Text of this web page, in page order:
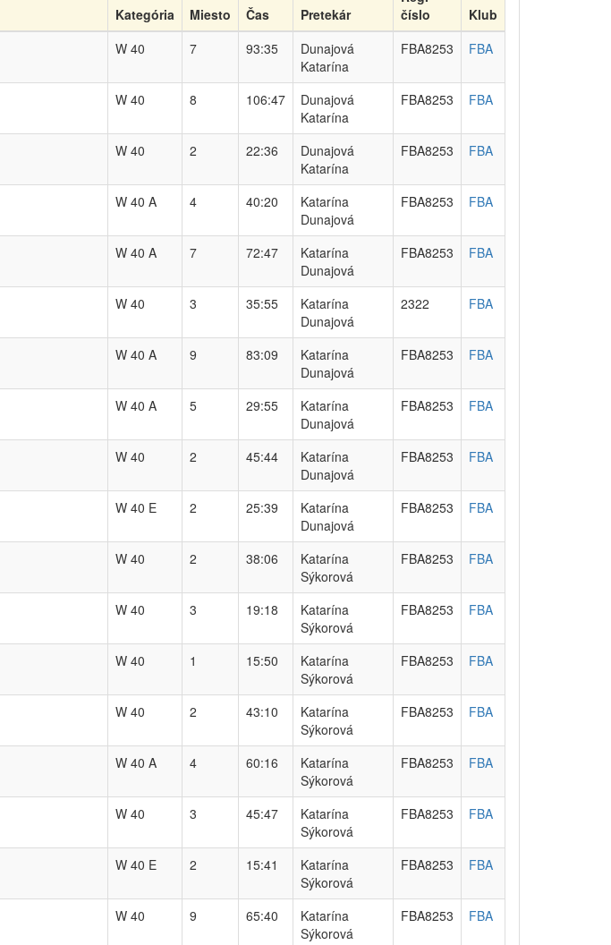
Kategória Miesto Čas Pretekár
číslo
Klub
W 40 7 93:35
Dunajová
Katarína
FBA8253 FBA
W 40 8 106:47
Dunajová
Katarína
FBA8253 FBA
W 40 2 22:36
Dunajová
Katarína
FBA8253 FBA
W 40 A 4 40:20
Katarína
Dunajová
FBA8253 FBA
W 40 A 7 72:47
Katarína
Dunajová
FBA8253 FBA
W 40 3 35:55
Katarína
Dunajová
2322 FBA
W 40 A 9 83:09
Katarína
Dunajová
FBA8253 FBA
W 40 A 5 29:55
Katarína
Dunajová
FBA8253 FBA
W 40 2 45:44
Katarína
Dunajová
FBA8253 FBA
W 40 E 2 25:39
Katarína
Dunajová
FBA8253 FBA
W 40 2 38:06
Katarína
Sýkorová
FBA8253 FBA
W 40 3 19:18
Katarína
Sýkorová
FBA8253 FBA
W 40 1 15:50
Katarína
Sýkorová
FBA8253 FBA
W 40 2 43:10
Katarína
Sýkorová
FBA8253 FBA
W 40 A 4 60:16
Katarína
Sýkorová
FBA8253 FBA
W 40 3 45:47
Katarína
Sýkorová
FBA8253 FBA
W 40 E 2 15:41
Katarína
Sýkorová
FBA8253 FBA
W 40 9 65:40
Katarína
Sýkorová
FBA8253 FBA